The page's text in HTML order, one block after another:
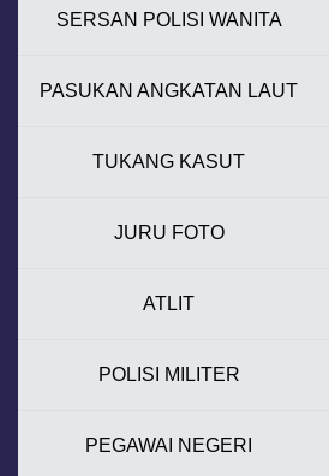
SERSAN POLISI WANITA
PASUKAN ANGKATAN LAUT
TUKANG KASUT
JURU FOTO
ATLIT
POLISI MILITER
PEGAWAI NEGERI